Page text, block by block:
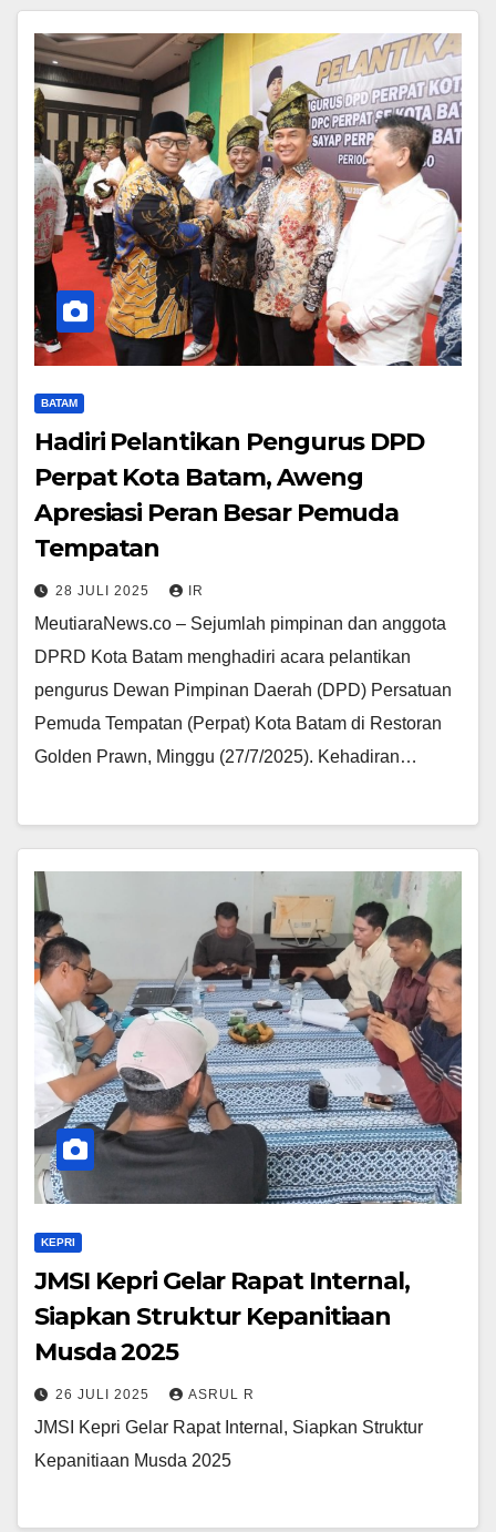
BATAM
Hadiri Pelantikan Pengurus DPD
Perpat Kota Batam, Aweng
Apresiasi Peran Besar Pemuda
Tempatan
28 JULI 2025 IR
MeutiaraNews.co – Sejumlah pimpinan dan anggota
DPRD Kota Batam menghadiri acara pelantikan
pengurus Dewan Pimpinan Daerah (DPD) Persatuan
Pemuda Tempatan (Perpat) Kota Batam di Restoran
Golden Prawn, Minggu (27/7/2025). Kehadiran…
KEPRI
JMSI Kepri Gelar Rapat Internal,
Siapkan Struktur Kepanitiaan
Musda 2025
26 JULI 2025 ASRUL R
JMSI Kepri Gelar Rapat Internal, Siapkan Struktur
Kepanitiaan Musda 2025